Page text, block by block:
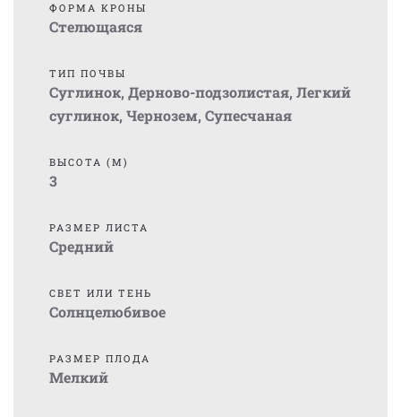
ФОРМА КРОНЫ
Стелющаяся
ТИП ПОЧВЫ
Суглинок, Дерново-подзолистая, Легкий
суглинок, Чернозем, Супесчаная
ВЫСОТА (М)
3
РАЗМЕР ЛИСТА
Средний
СВЕТ ИЛИ ТЕНЬ
Солнцелюбивое
РАЗМЕР ПЛОДА
Мелкий